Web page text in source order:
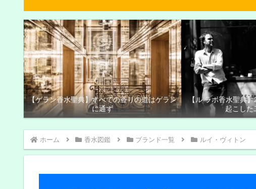
【ゲラン香水聖典】すべての香りの道はゲラン
に通ず
【ル ラボ香水聖典
起こした
ホーム 香水図鑑 ブランド一覧 ルイ・ヴィトン